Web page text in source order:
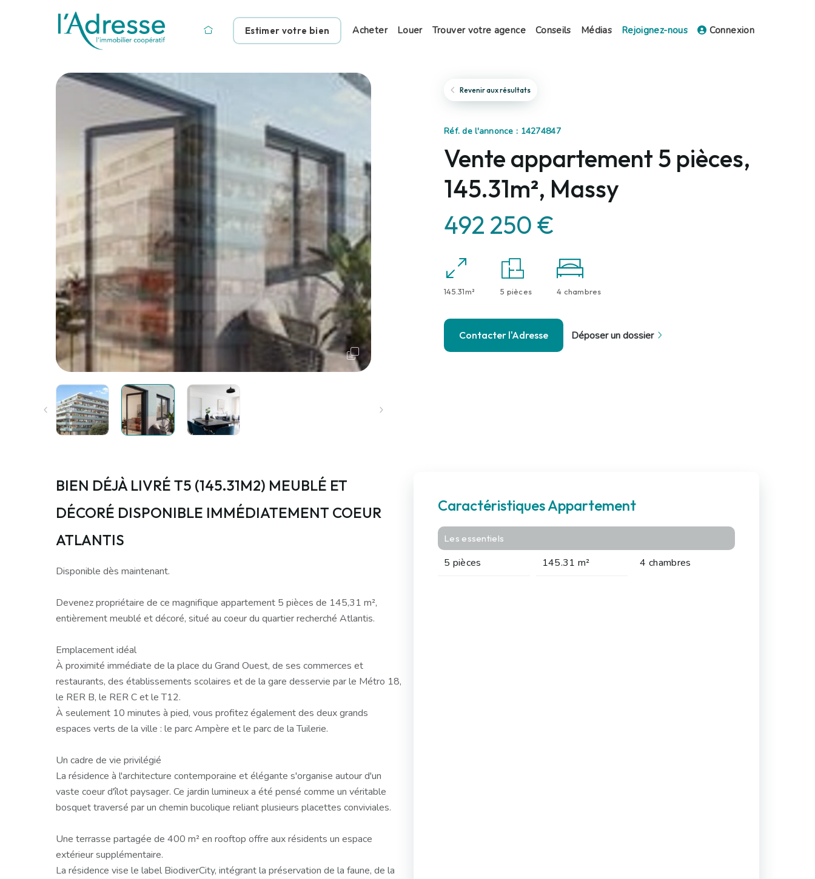
Estimer votre bien Acheter Louer Trouver votre agence Conseils Médias Rejoignez-nous Connexion
Revenir aux résultats
Réf. de l'annonce : 14274847
Vente appartement 5 pièces,
145.31m², Massy
492 250 €
145.31m² 5 pièces 4 chambres
Contacter l'Adresse Déposer un dossier
BIEN DÉJÀ LIVRÉ T5 (145.31M2) MEUBLÉ ET
DÉCORÉ DISPONIBLE IMMÉDIATEMENT COEUR
ATLANTIS
Disponible dès maintenant.
Devenez propriétaire de ce magnifique appartement 5 pièces de 145,31 m²,
entièrement meublé et décoré, situé au coeur du quartier recherché Atlantis.
Emplacement idéal
À proximité immédiate de la place du Grand Ouest, de ses commerces et
restaurants, des établissements scolaires et de la gare desservie par le Métro 18,
le RER B, le RER C et le T12.
À seulement 10 minutes à pied, vous profitez également des deux grands
espaces verts de la ville : le parc Ampère et le parc de la Tuilerie.
Un cadre de vie privilégié
La résidence à l'architecture contemporaine et élégante s'organise autour d'un
vaste coeur d'îlot paysager. Ce jardin lumineux a été pensé comme un véritable
bosquet traversé par un chemin bucolique reliant plusieurs placettes conviviales.
Une terrasse partagée de 400 m² en rooftop offre aux résidents un espace
extérieur supplémentaire.
La résidence vise le label BiodiverCity, intégrant la préservation de la faune, de la
Caractéristiques Appartement
Les essentiels
5 pièces 145.31 m² 4 chambres